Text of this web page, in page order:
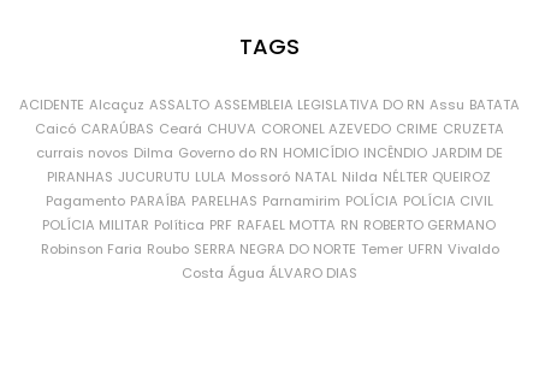
TAGS
ACIDENTE Alcaçuz ASSALTO ASSEMBLEIA LEGISLATIVA DO RN Assu BATATA
Caicó CARAÚBAS Ceará CHUVA CORONEL AZEVEDO CRIME CRUZETA
currais novos Dilma Governo do RN HOMICÍDIO INCÊNDIO JARDIM DE
PIRANHAS JUCURUTU LULA Mossoró NATAL Nilda NÉLTER QUEIROZ
Pagamento PARAÍBA PARELHAS Parnamirim POLÍCIA POLÍCIA CIVIL
POLÍCIA MILITAR Política PRF RAFAEL MOTTA RN ROBERTO GERMANO
Robinson Faria Roubo SERRA NEGRA DO NORTE Temer UFRN Vivaldo
Costa Água ÁLVARO DIAS